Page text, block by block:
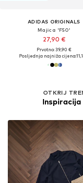
ADIDAS ORIGINALS
Majica 'F50'
27,90 €
Prvotno: 39,90 €
Posljednja najniža cijena:
OTKRIJ